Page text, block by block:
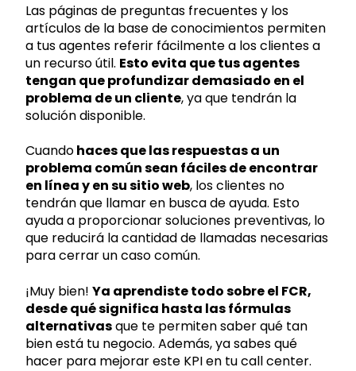
Las páginas de preguntas frecuentes y los
artículos de la base de conocimientos permiten
a tus agentes referir fácilmente a los clientes a
un recurso útil. Esto evita que tus agentes
tengan que profundizar demasiado en el
problema de un cliente, ya que tendrán la
solución disponible.
Cuandohaces que las respuestas a un
problema común sean fáciles de encontrar
en línea y en su sitio web, los clientes no
tendrán que llamar en busca de ayuda. Esto
ayuda a proporcionar soluciones preventivas, lo
que reducirá la cantidad de llamadas necesarias
para cerrar un caso común.
¡Muy bien! Ya aprendiste todo sobre el FCR,
desde qué significa hasta las fórmulas
alternativasque te permiten saber qué tan
bien está tu negocio. Además, ya sabes qué
hacer para mejorar este KPI en tu call center.